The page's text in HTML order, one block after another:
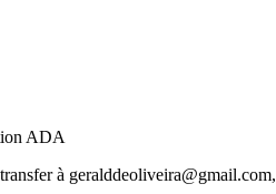
ADA
à geralddeoliveira@gmail.com,